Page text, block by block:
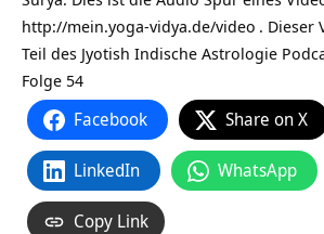
http://mein.yoga-vidya.de/video . Dieser
Teil des Jyotish Indische Astrologie
Folge 54
Facebook Share on X
LinkedIn WhatsApp
Copy Link